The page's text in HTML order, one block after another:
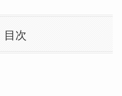
目次